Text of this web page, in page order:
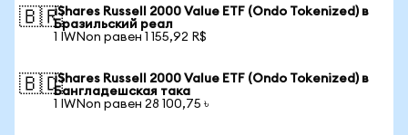
🇧🇷iShares Russell 2000 Value ETF (Ondo Tokenized) в
Бразильский реал
1 IWNon равен 1 155,92 R$
🇧🇩iShares Russell 2000 Value ETF (Ondo Tokenized) в
Бангладешская така
1 IWNon равен 28 100,75 ৳